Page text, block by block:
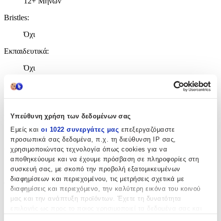
Υπεύθυνη χρήση των δεδομένων σας
Εμείς και οι 1022 συνεργάτες μας επεξεργαζόμαστε
προσωπικά σας δεδομένα, π.χ. τη διεύθυνση IP σας,
χρησιμοποιώντας τεχνολογία όπως cookies για να
αποθηκεύουμε και να έχουμε πρόσβαση σε πληροφορίες στη
συσκευή σας, με σκοπό την προβολή εξατομικευμένων
διαφημίσεων και περιεχομένου, τις μετρήσεις σχετικά με
διαφημίσεις και περιεχόμενο, την καλύτερη εικόνα του κοινού
μας και την ανάπτυξη προϊόντων. Έχετε τη δυνατότητα
Bristles:
Όχι
Εκπαιδευτικά:
Όχι
Αρίθμησης
Όχι
Κύβοι:
Όχι
Υλικό:
Πλαστικά
Τεμάχια
28